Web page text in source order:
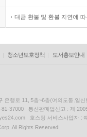
대금 환불 및 환불 지연에
청소년보호정책 도서홍보안내
은행로 11, 5층~6층(여의도동,일신
81-37000 통신판매업신고 : 제
호스팅 서비스사업자 :
All Rights Reserved.